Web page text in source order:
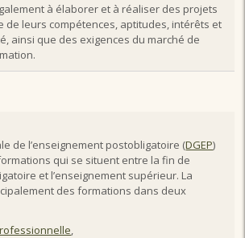
à élaborer et à réaliser des projets
de leurs compétences, aptitudes, intérêts et
ainsi que des exigences du marché de
de l’enseignement postobligatoire (DGEP)
qui se situent entre la fin de
et l’enseignement supérieur. La
des formations dans deux
,